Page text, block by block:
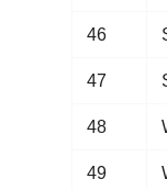
46
47
48
49